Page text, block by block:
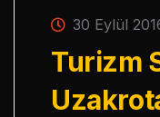
30 Eylül
Turizm